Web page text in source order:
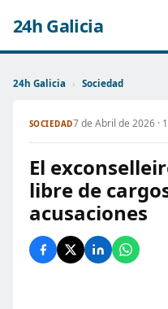
24h Galicia
24h Galicia › Sociedad
SOCIEDAD7 de Abril de 2026 ·
El
libre de
acusaciones